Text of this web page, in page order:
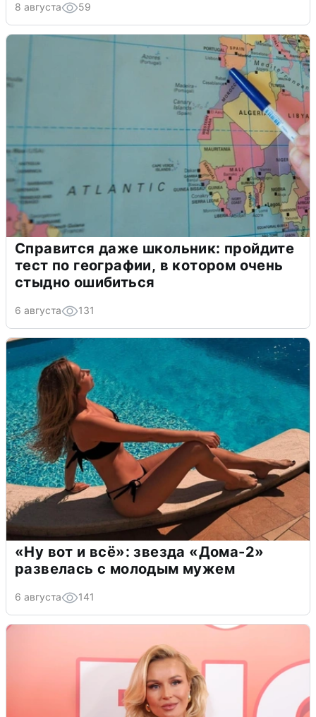
8 августа 59
Справится даже школьник: пройдите
тест по географии, в котором очень
стыдно ошибиться
6 августа 131
«Ну вот и всё»: звезда «Дома-2»
развелась с молодым мужем
6 августа 141